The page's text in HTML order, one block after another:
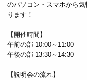
のパソコン・スマホから
ります！
【開催時間】
午前の部 10:00～11:00
午後の部 13:30～14:30
【説明会の流れ】